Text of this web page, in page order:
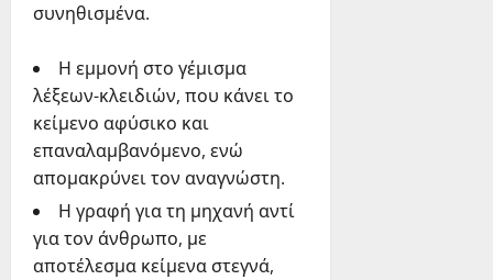
συνηθισμένα.
Η εμμονή στο γέμισμα
λέξεων-κλειδιών, που κάνει το
κείμενο αφύσικο και
επαναλαμβανόμενο, ενώ
απομακρύνει τον αναγνώστη.
Η γραφή για τη μηχανή αντί
για τον άνθρωπο, με
αποτέλεσμα κείμενα στεγνά,